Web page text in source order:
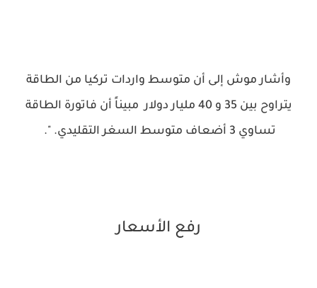
وأشار موش إلى أن متوسط ​​واردات تركيا من الطاقة
يتراوح بين 35 و 40 مليار دولار مبيناً أن فاتورة الطاقة
تساوي 3 أضعاف متوسط ​​السغر التقليدي. ".
رفع الأسعار